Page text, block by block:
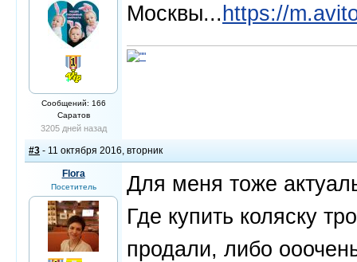
Сообщений: 166
Саратов
3205 дней назад
Москвы...https://
#3 - 11 октября 2016, вторник
Flora
Посетитель
Для меня тоже
Где купить коляску
продали, либо